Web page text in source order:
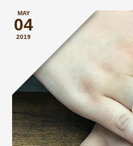
MAY
04
2019